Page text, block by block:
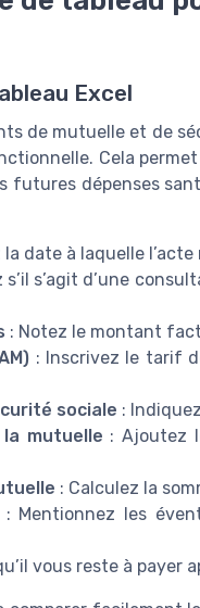
Excel
de mutuelle et de
Cela
futures dépenses
date à laquelle
s’il s’agit d’une
: Notez le montant
: Inscrivez le tarif
sociale :
mutuelle : Ajoutez
: Calculez la
: Mentionnez les
vous reste à payer